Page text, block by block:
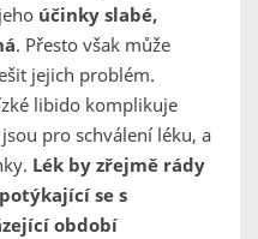
účinky slabé,
. Přesto však může
jejich problém.
libido komplikuje
pro schválení léku, a
Lék by zřejmě rády
se s
období